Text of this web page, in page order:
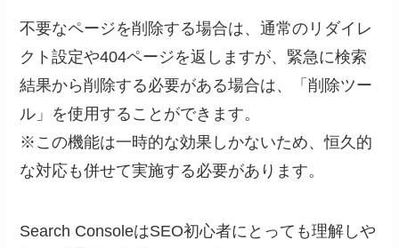
不要なページを削除する場合は、通常のリダイレ
クト設定や404ページを返しますが、緊急に検索
結果から削除する必要がある場合は、「削除ツー
ル」を使用することができます。
※この機能は一時的な効果しかないため、恒久的
な対応も併せて実施する必要があります。
Search ConsoleはSEO初心者にとっても理解しや